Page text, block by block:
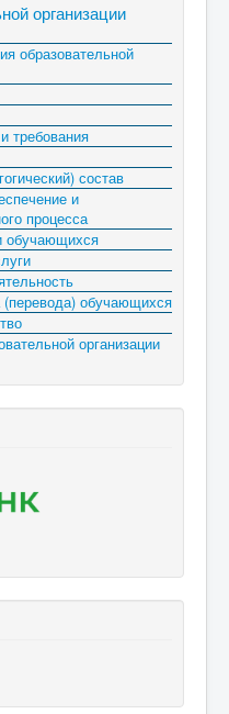
организации
образовательной
требования
состав
и
процесса
обучающихся
обучающихся
организации